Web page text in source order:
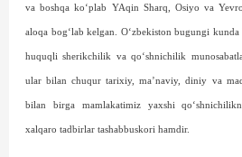
va boshqa ko‘plab YAqin Sharq, Osiyo va
aloqa bog‘lab kelgan. O‘zbekiston bugungi
huquqli sherikchilik va qo‘sh­nichilik
ular bilan chuqur tarixiy, ma’naviy, diniy va
bilan birga mamlakatimiz yaxshi
xalqaro tadbirlar tashabbuskori hamdir.